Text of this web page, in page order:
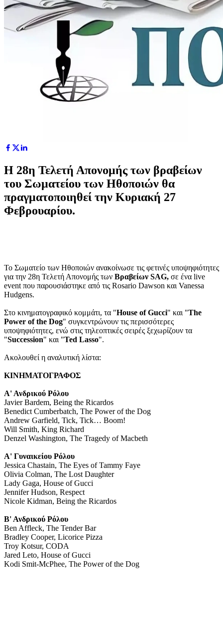
Η 28η Τελετή Απονομής των βραβείων
του Σωματείου των Ηθοποιών θα
πραγματοποιηθεί την Κυριακή 27
Φεβρουαρίου.
Το Σωματείο των Ηθοποιών ανακοίνωσε τις φετινές υποψηφιότητες
για την 28η Τελετή Απονομής των Βραβείων SAG, σε ένα live
event που παρουσιάστηκε από τις Rosario Dawson και Vanessa
Hudgens.
Στο κινηματογραφικό κομμάτι, τα "House of Gucci" και "The
Power of the Dog" συγκεντρώνουν τις περισσότερες
υποψηφιότητες, ενώ στις τηλεοπτικές σειρές ξεχωρίζουν τα
"Succession" και "Ted Lasso".
Ακολουθεί η αναλυτική λίστα:
ΚΙΝΗΜΑΤΟΓΡΑΦΟΣ
Α' Ανδρικού Ρόλου
Javier Bardem, Being the Ricardos
Benedict Cumberbatch, The Power of the Dog
Andrew Garfield, Tick, Tick… Boom!
Will Smith, King Richard
Denzel Washington, The Tragedy of Macbeth
Α' Γυναικείου Ρόλου
Jessica Chastain, The Eyes of Tammy Faye
Olivia Colman, The Lost Daughter
Lady Gaga, House of Gucci
Jennifer Hudson, Respect
Nicole Kidman, Being the Ricardos
Β' Ανδρικού Ρόλου
Ben Affleck, The Tender Bar
Bradley Cooper, Licorice Pizza
Troy Kotsur, CODA
Jared Leto, House of Gucci
Kodi Smit-McPhee, The Power of the Dog